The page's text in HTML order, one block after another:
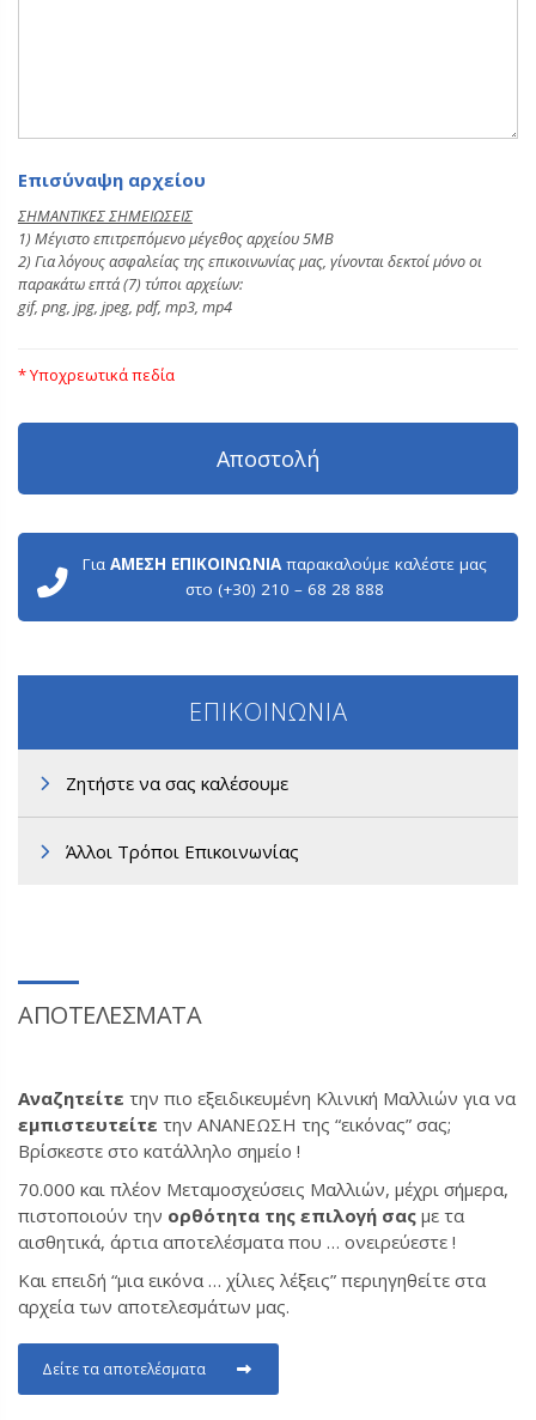
Επισύναψη αρχείου
ΣΗΜΑΝΤΙΚΕΣ ΣΗΜΕΙΩΣΕΙΣ
1) Μέγιστο επιτρεπόμενο μέγεθος αρχείου 5ΜΒ
2) Για λόγους ασφαλείας της επικοινωνίας μας, γίνονται δεκτοί μόνο οι
παρακάτω επτά (7) τύποι αρχείων:
gif, png, jpg, jpeg, pdf, mp3, mp4
* Υποχρεωτικά πεδία
Για ΑΜΕΣΗ ΕΠΙΚΟΙΝΩΝΙΑπαρακαλούμε καλέστε μας
στο (+30) 210 – 68 28 888
ΕΠΙΚΟΙΝΩΝΙΑ
Ζητήστε να σας καλέσουμε
Άλλοι Τρόποι Επικοινωνίας
ΑΠΟΤΕΛΕΣΜΑΤΑ
Αναζητείτε την πιο εξειδικευμένη Κλινική Μαλλιών για να
εμπιστευτείτε την ΑΝΑΝΕΩΣΗ της “εικόνας” σας;
Βρίσκεστε στο κατάλληλο σημείο !
70.000 και πλέον Μεταμοσχεύσεις Μαλλιών, μέχρι σήμερα,
πιστοποιούν την ορθότητα της επιλογή σας με τα
αισθητικά, άρτια αποτελέσματα που … ονειρεύεστε !
Και επειδή “μια εικόνα … χίλιες λέξεις” περιηγηθείτε στα
αρχεία των αποτελεσμάτων μας.
Δείτε τα αποτελέσματα